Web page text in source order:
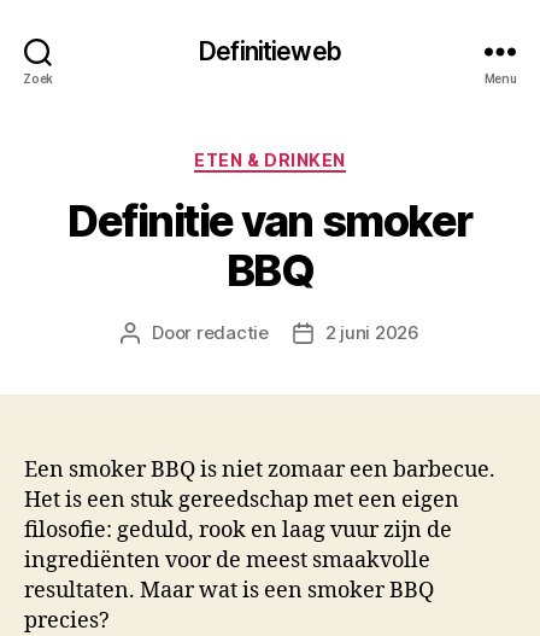
Zoek
Definitieweb
Menu
Categorieën
ETEN & DRINKEN
Definitie van smoker
BBQ
Berichtauteur
Door redactie Berichtdatum
2 juni 2026
Een smoker BBQ is niet zomaar een barbecue.
Het is een stuk gereedschap met een eigen
filosofie: geduld, rook en laag vuur zijn de
ingrediënten voor de meest smaakvolle
resultaten. Maar wat is een smoker BBQ
precies?